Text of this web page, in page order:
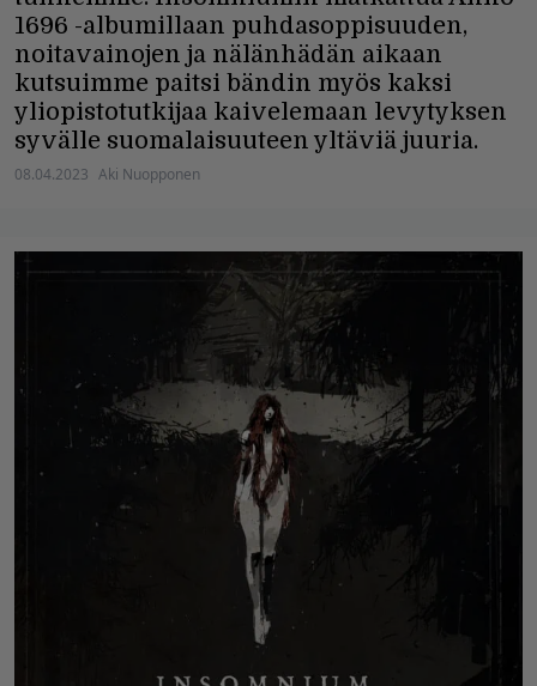
1696 -albumillaan puhdasoppisuuden,
noitavainojen ja nälänhädän aikaan
kutsuimme paitsi bändin myös kaksi
yliopistotutkijaa kaivelemaan levytyksen
syvälle suomalaisuuteen yltäviä juuria.
08.04.2023 Aki Nuopponen